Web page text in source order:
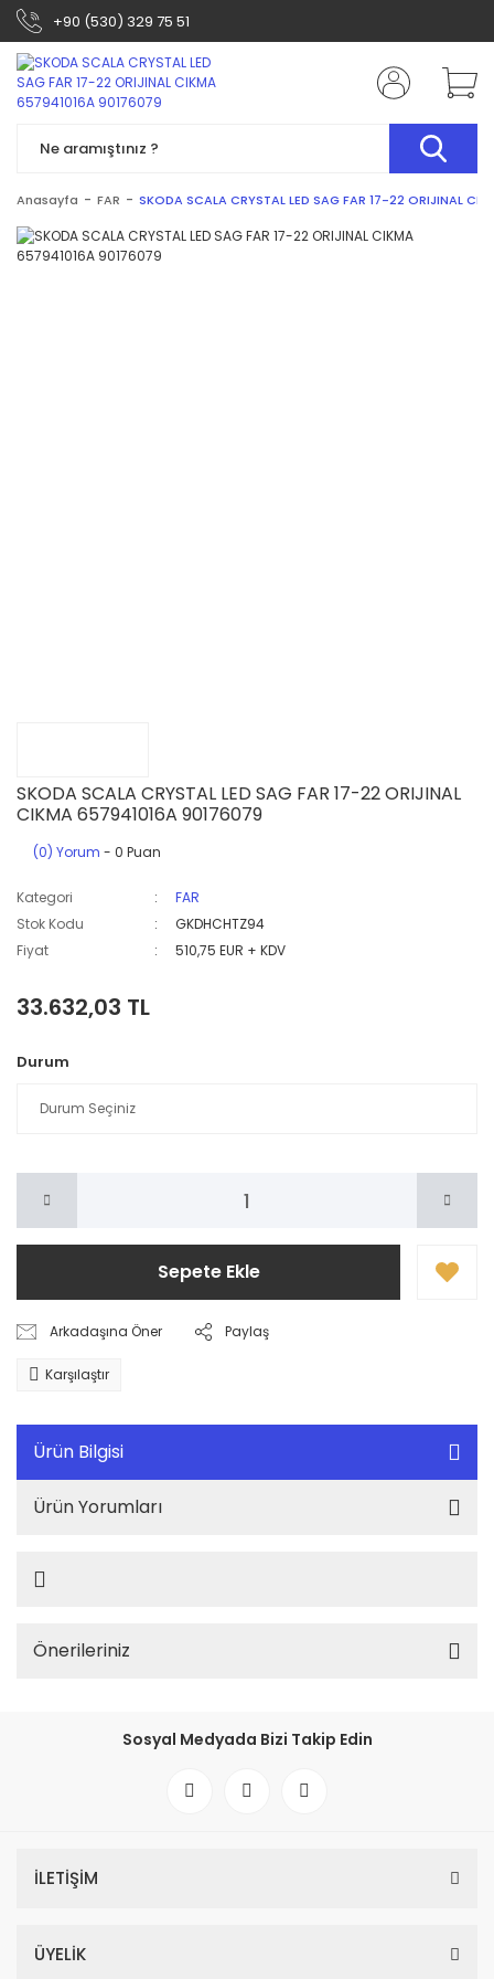
+90 (530) 329 75 51
Anasayfa FAR SKODA SCALA CRYSTAL LED SAG FAR 17-22 ORIJINAL
SKODA SCALA CRYSTAL LED SAG FAR 17-22 ORIJINAL
CIKMA 657941016A 90176079
(0) Yorum - 0 Puan
Kategori
FAR
Stok Kodu
GKDHCHTZ94
Fiyat
510,75 EUR + KDV
33.632,03 TL
Durum
Sepete Ekle
Arkadaşına Öner Paylaş
Karşılaştır
Ürün Bilgisi
Ürün Yorumları
Önerileriniz
Sosyal Medyada Bizi Takip Edin
İLETİŞİM
ÜYELİK